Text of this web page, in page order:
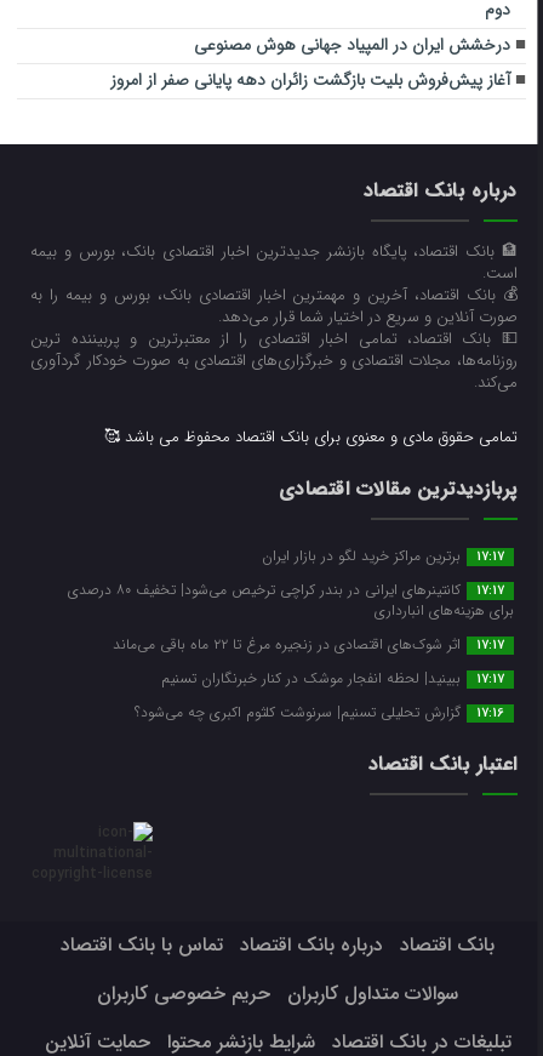
دوم
درخشش ایران در المپیاد جهانی هوش مصنوعی
آغاز پیش‌فروش بلیت بازگشت زائران دهه پایانی صفر از امروز
درباره بانک اقتصاد
🏦 بانک اقتصاد، پایگاه بازنشر جدیدترین اخبار اقتصادی بانک، بورس و بیمه
است.
💰 بانک اقتصاد، آخرین و مهمترین اخبار اقتصادی بانک، بورس و بیمه را به
صورت آنلاین و سریع در اختیار شما قرار می‌‌دهد.
💵 بانک اقتصاد، تمامی اخبار اقتصادی را از معتبرترین و پربیننده ترین
روزنامه‌ها، مجلات اقتصادی و خبرگزاری‌های اقتصادی به صورت خودکار گردآوری
می‌کند.
تمامی حقوق مادی و معنوی برای بانک اقتصاد محفوظ می باشد 🥰
پربازدیدترین مقالات اقتصادی
17:17 برترین مراکز خرید لگو در بازار ایران
17:17
کانتینرهای ایرانی در بندر کراچی ترخیص می‌شود| تخفیف ۸۰ درصدی
برای هزینه‌های انبارداری
17:17 اثر شوک‌های اقتصادی در زنجیره مرغ تا ۲۲ ماه باقی می‌ماند
17:17 ببینید| لحظه انفجار موشک‌ در کنار خبرنگاران تسنیم
17:16 گزارش تحلیلی تسنیم| سرنوشت کلثوم اکبری چه می‌شود؟
اعتبار بانک اقتصاد
بانک اقتصاد درباره بانک اقتصاد
تماس با بانک اقتصاد
سوالات متداول کاربران
حریم خصوصی کاربران
تبلیغات در بانک اقتصاد
شرایط بازنشر محتوا حمایت آنلاین